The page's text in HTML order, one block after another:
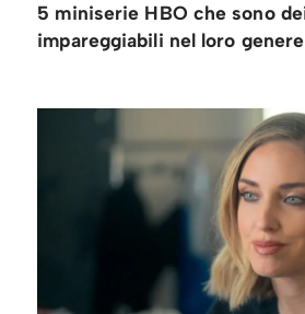
5 miniserie HBO che sono
impareggiabili nel loro genere